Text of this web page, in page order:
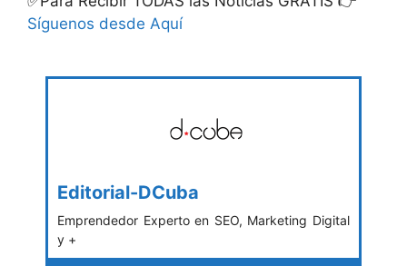
Síguenos desde Aquí
Editorial-DCuba
Emprendedor Experto en SEO, Marketing Digital
y +